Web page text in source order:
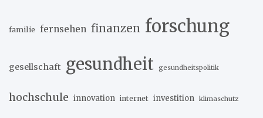
familie fernsehen finanzen forschung
gesellschaft gesundheit gesundheitspolitik
hochschule innovation internet investition klimaschutz